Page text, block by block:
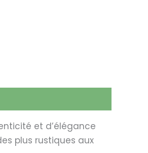
et d’élégance
plus rustiques aux